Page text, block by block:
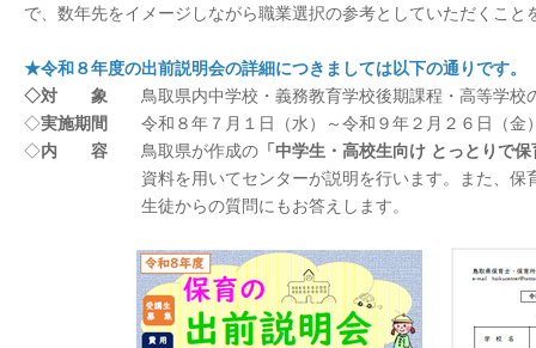
で、数年先をイメージしながら職業選択の参考としていただくこ
★令和８年度の出前説明会の詳細につきましては以下の通りです。
◇対 象 鳥取県内中学校・義務教育学校後期課程・高等学校
◇実施期間 令和８年７月１日（水）～令和９年２月２６日（金
◇内 容 鳥取県が作成の 「中学生・高校生向け とっとりで
資料を用いてセンターが説明を行います。また、
生徒からの質問にもお答えします。